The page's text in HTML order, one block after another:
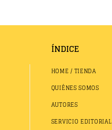
ÍNDICE
HOME / TIENDA
QUIÉNES SOMOS
AUTORES
SERVICIO EDITORIAL